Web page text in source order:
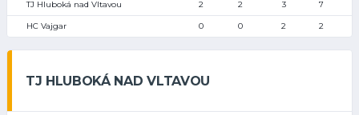
TJ Hluboká nad Vltavou 2 2 3 7
HC Vajgar 0 0 2 2
TJ HLUBOKÁ NAD VLTAVOU